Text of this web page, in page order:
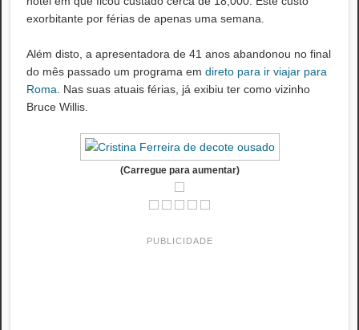
exorbitante por férias de apenas uma semana.
Além disto, a apresentadora de 41 anos abandonou no final
do mês passado um programa em direto para ir viajar para
Roma . Nas suas atuais férias, já exibiu ter como vizinho
Bruce Willis.
(Carregue para aumentar)
PUBLICIDADE